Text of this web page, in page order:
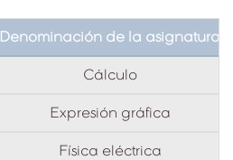
Denominación de la asignatura
Cálculo
Expresión gráfica
Física eléctrica